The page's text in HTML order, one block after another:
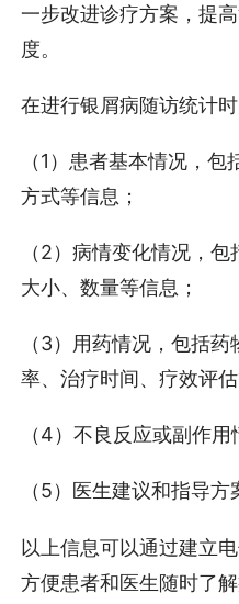
一步改进诊疗方案，提
度。
在进行银屑病随访统计
（1）患者基本情况，
方式等信息；
（2）病情变化情况，包
大小、数量等信息；
（3）用药情况，包括
率、治疗时间、疗效评估
（4）不良反应或副作用
（5）医生建议和指导方
以上信息可以通过建立
方便患者和医生随时了